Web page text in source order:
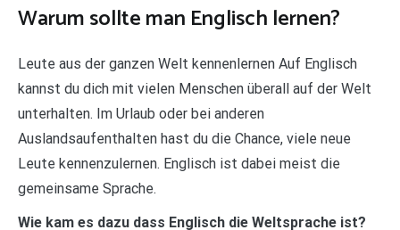
Warum sollte man Englisch lernen?
Leute aus der ganzen Welt kennenlernen Auf Englisch
kannst du dich mit vielen Menschen überall auf der Welt
unterhalten. Im Urlaub oder bei anderen
Auslandsaufenthalten hast du die Chance, viele neue
Leute kennenzulernen. Englisch ist dabei meist die
gemeinsame Sprache.
Wie kam es dazu dass Englisch die Weltsprache ist?